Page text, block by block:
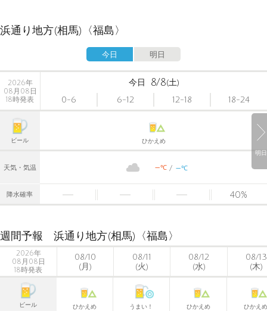
浜通り地方(相馬)〈福島〉
今日 明日
明日
2026年
08月08日
18時発表
今日 8/8(土)
0-6
6-12 12-18 18-24
ビール ひかえめ
天気・気温 -℃ -℃
降水確率 40%
週間予報 浜通り地方(相馬)〈福島〉
2026年
08月08日
18時発表
08/10
(月)
08/11
(火)
08/12
(水)
08/13
(木)
ビール ひかえめ うまい！ ひかえめ ひかえめ